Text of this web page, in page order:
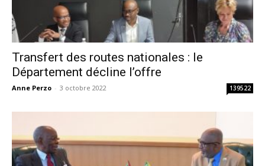
Transfert des routes nationales : le
Département décline l’offre
Anne Perzo - 3 octobre 2022 139522